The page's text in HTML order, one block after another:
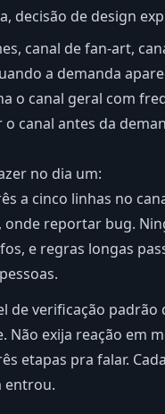
decisão de design
canal de fan-art,
a demanda
o canal geral com
canal antes da
no dia um:
a cinco linhas no
onde reportar bug.
e regras longas
de verificação
Não exija reação em
etapas pra falar.
entrou.